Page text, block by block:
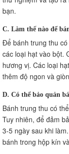
bạn.
C. Làm thế nào để
Để bánh trung thu
các loại hạt vào bột.
hương vị. Các loại
thêm độ ngon và
D. Có thể bảo quản
Bánh trung thu có
Tuy nhiên, để đảm
3-5 ngày sau khi
bánh trong hộp kín